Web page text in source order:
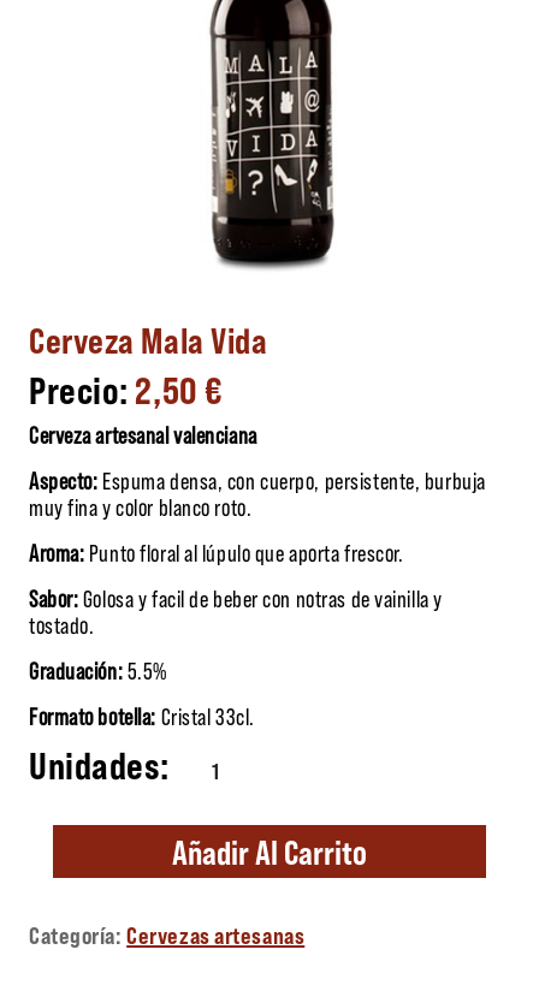
Cerveza Mala Vida
2,50€
Cerveza artesanal valenciana
Aspecto: Espuma densa, con cuerpo, persistente, burbuja
muy fina y color blanco roto.
Aroma: Punto floral al lúpulo que aporta frescor.
Sabor:Golosa y facil de beber con notras de vainilla y
tostado.
Graduación:5.5%
Formato botella: Cristal 33cl.
Cerveza Mala Vida cantidad
Añadir Al Carrito
Categoría:Cervezas artesanas